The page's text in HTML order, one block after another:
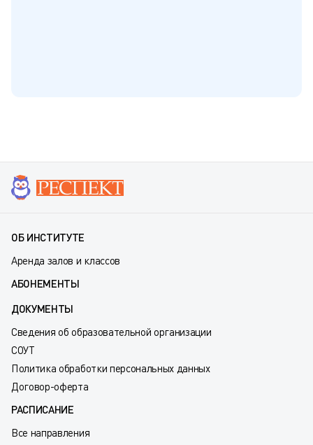
ОБ ИНСТИТУТЕ
Аренда залов и классов
АБОНЕМЕНТЫ
ДОКУМЕНТЫ
Сведения об образовательной организации
СОУТ
Политика обработки персональных данных
Договор-оферта
РАСПИСАНИЕ
Все направления